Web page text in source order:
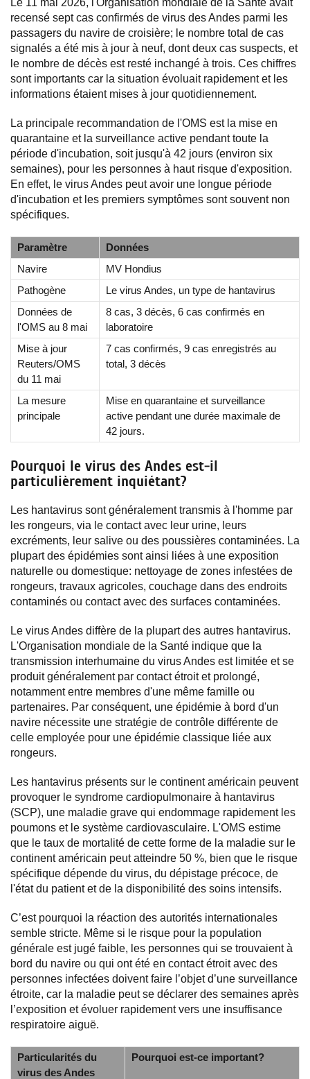
Le 11 mai 2026, l'Organisation mondiale de la Santé avait
recensé sept cas confirmés de virus des Andes parmi les
passagers du navire de croisière; le nombre total de cas
signalés a été mis à jour à neuf, dont deux cas suspects, et
le nombre de décès est resté inchangé à trois. Ces chiffres
sont importants car la situation évoluait rapidement et les
informations étaient mises à jour quotidiennement.
La principale recommandation de l'OMS est la mise en
quarantaine et la surveillance active pendant toute la
période d'incubation, soit jusqu'à 42 jours (environ six
semaines), pour les personnes à haut risque d'exposition.
En effet, le virus Andes peut avoir une longue période
d'incubation et les premiers symptômes sont souvent non
spécifiques.
Paramètre
Données
Navire
MV Hondius
Pathogène
Le virus Andes, un type de hantavirus
Données de
l'OMS au 8 mai
8 cas, 3 décès, 6 cas confirmés en
laboratoire
Mise à jour
Reuters/OMS
du 11 mai
7 cas confirmés, 9 cas enregistrés au
total, 3 décès
La mesure
principale
Mise en quarantaine et surveillance
active pendant une durée maximale de
42 jours.
Pourquoi le virus des Andes est-il
particulièrement inquiétant?
Les hantavirus sont généralement transmis à l'homme par
les rongeurs, via le contact avec leur urine, leurs
excréments, leur salive ou des poussières contaminées. La
plupart des épidémies sont ainsi liées à une exposition
naturelle ou domestique: nettoyage de zones infestées de
rongeurs, travaux agricoles, couchage dans des endroits
contaminés ou contact avec des surfaces contaminées.
Le virus Andes diffère de la plupart des autres hantavirus.
L'Organisation mondiale de la Santé indique que la
transmission interhumaine du virus Andes est limitée et se
produit généralement par contact étroit et prolongé,
notamment entre membres d'une même famille ou
partenaires. Par conséquent, une épidémie à bord d'un
navire nécessite une stratégie de contrôle différente de
celle employée pour une épidémie classique liée aux
rongeurs.
Les hantavirus présents sur le continent américain peuvent
provoquer le syndrome cardiopulmonaire à hantavirus
(SCP), une maladie grave qui endommage rapidement les
poumons et le système cardiovasculaire. L'OMS estime
que le taux de mortalité de cette forme de la maladie sur le
continent américain peut atteindre 50 %, bien que le risque
spécifique dépende du virus, du dépistage précoce, de
l'état du patient et de la disponibilité des soins intensifs.
C’est pourquoi la réaction des autorités internationales
semble stricte. Même si le risque pour la population
générale est jugé faible, les personnes qui se trouvaient à
bord du navire ou qui ont été en contact étroit avec des
personnes infectées doivent faire l’objet d’une surveillance
étroite, car la maladie peut se déclarer des semaines après
l’exposition et évoluer rapidement vers une insuffisance
respiratoire aiguë.
Particularités du
virus des Andes
Pourquoi est-ce important?